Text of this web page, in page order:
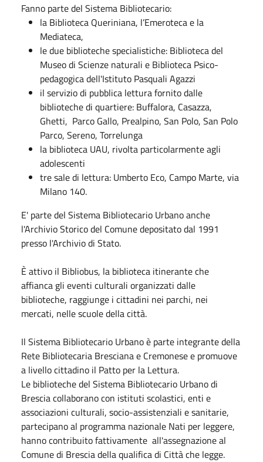
Fanno parte del Sistema Bibliotecario:
la Biblioteca Queriniana, l’Emeroteca e la
Mediateca,
le due biblioteche specialistiche: Biblioteca del
Museo di Scienze naturali e Biblioteca Psico-
pedagogica dell'Istituto Pasquali Agazzi
il servizio di pubblica lettura fornito dalle
biblioteche di quartiere: Buffalora, Casazza,
Ghetti, Parco Gallo, Prealpino, San Polo, San Polo
Parco, Sereno, Torrelunga
la biblioteca UAU, rivolta particolarmente agli
adolescenti
tre sale di lettura: Umberto Eco, Campo Marte, via
Milano 140.
E' parte del Sistema Bibliotecario Urbano anche
l'Archivio Storico del Comune depositato dal 1991
presso l'Archivio di Stato. ​
È attivo il Bibliobus, la biblioteca itinerante che
affianca gli eventi culturali organizzati dalle
biblioteche, raggiunge i cittadini nei parchi, nei
mercati, nelle scuole della città.
Il Sistema Bibliotecario Urbano è parte integrante della
Rete Bibliotecaria Bresciana e Cremonese e promuove
a livello cittadino il Patto per la Lettura.
Le biblioteche del Sistema Bibliotecario Urbano di
Brescia collaborano con istituti scolastici, enti e
associazioni culturali, socio-assistenziali e sanitarie,
partecipano al programma nazionale Nati per leggere,
hanno contribuito fattivamente all'assegnazione al
Comune di Brescia della qualifica di Città che legge.